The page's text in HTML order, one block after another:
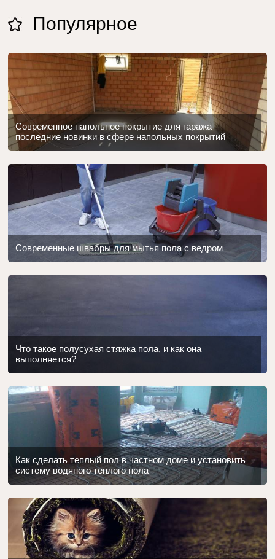
Популярное
Современное напольное покрытие для гаража —
последние новинки в сфере напольных покрытий
Современные швабры для мытья пола с ведром
Что такое полусухая стяжка пола, и как она
выполняется?
Как сделать теплый пол в частном доме и установить
систему водяного теплого пола